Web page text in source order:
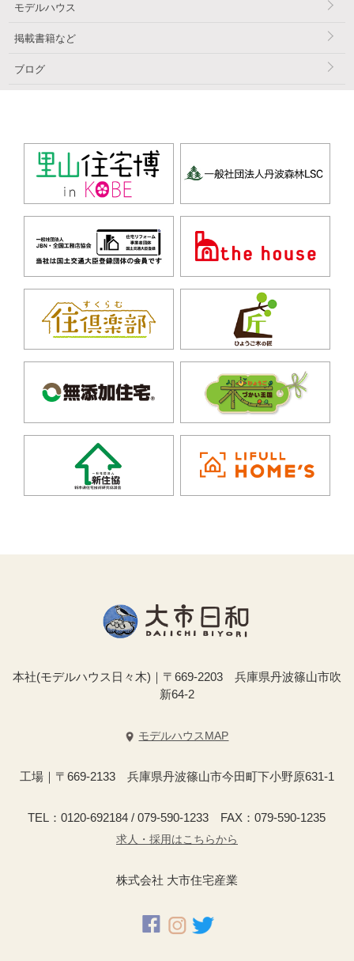
モデルハウス
掲載書籍など
ブログ
本社(モデルハウス日々木)｜〒669-2203 兵庫県丹波篠山市吹
新64-2
モデルハウスMAP
工場｜〒669-2133 兵庫県丹波篠山市今田町下小野原631-1
TEL：0120-692184 / 079-590-1233 FAX：079-590-1235
求人・採用はこちらから
株式会社 大市住宅産業